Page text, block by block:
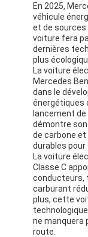
En 2025,
véhicule
et de
voiture fera
dernières
plus
La voiture
Mercedes
dans le
énergétiques
lancement
démontre
de carbone
durables pour
La voiture
Classe C
conducteurs,
carburant
plus, cette
ne manquera
route.